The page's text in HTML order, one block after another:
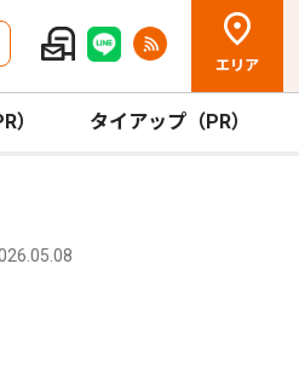
エリア
） タイアップ（PR）